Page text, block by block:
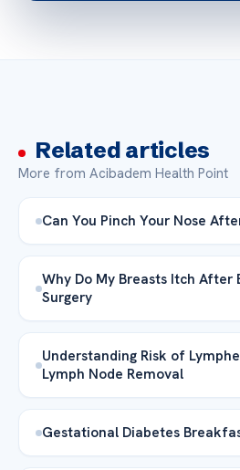
Related articles
More from Acibadem Health Point
Can You Pinch Your Nose
Why Do My Breasts Itch After
Surgery
Understanding Risk of
Lymph Node Removal
Gestational Diabetes